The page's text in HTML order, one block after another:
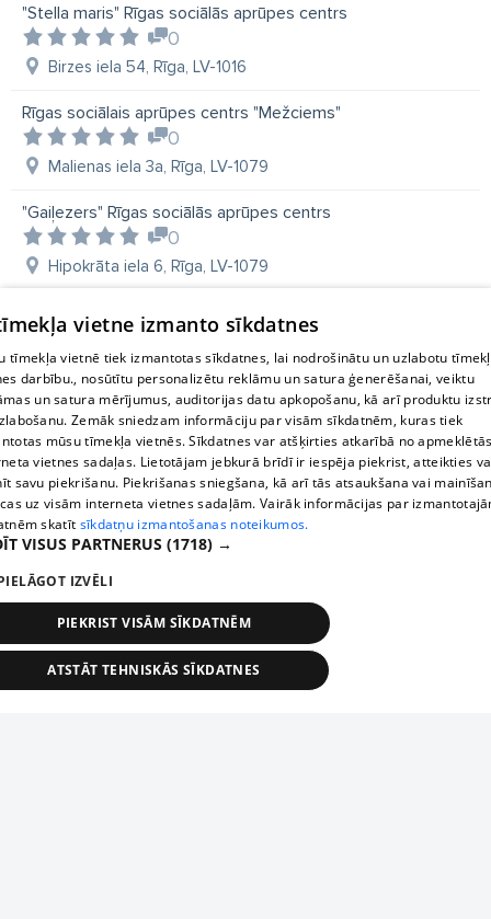
"Stella maris" Rīgas sociālās aprūpes centrs
0
Birzes iela 54, Rīga, LV-1016
Rīgas sociālais aprūpes centrs "Mežciems"
0
Malienas iela 3a, Rīga, LV-1079
"Gaiļezers" Rīgas sociālās aprūpes centrs
0
Hipokrāta iela 6, Rīga, LV-1079
vietne izmanto sīkdatnes
tīmekļa vietnē tiek izmantotas sīkdatnes, lai nodrošinātu un uzlabotu
darbību., nosūtītu personalizētu reklāmu un satura ģenerēšanai, veiktu
un satura mērījumus, auditorijas datu apkopošanu, kā arī produktu
Zemāk sniedzam informāciju par visām sīkdatnēm, kuras tiek
mūsu tīmekļa vietnēs. Sīkdatnes var atšķirties atkarībā no
vietnes sadaļas. Lietotājam jebkurā brīdī ir iespēja piekrist, atteikties
savu piekrišanu. Piekrišanas sniegšana, kā arī tās atsaukšana vai
uz visām interneta vietnes sadaļām. Vairāk informācijas par
skatīt sīkdatņu izmantošanas noteikumos.
VISUS PARTNERUS (1718) →
IZVĒLI
PIEKRIST VISĀM SĪKDATNĒM
ATSTĀT TEHNISKĀS SĪKDATNES